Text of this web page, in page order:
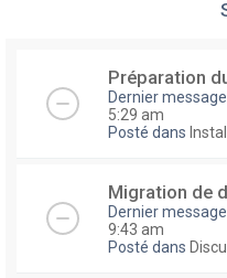
Préparation
Dernier
5:29 am
Posté dans
Migration de
Dernier
9:43 am
Posté dans